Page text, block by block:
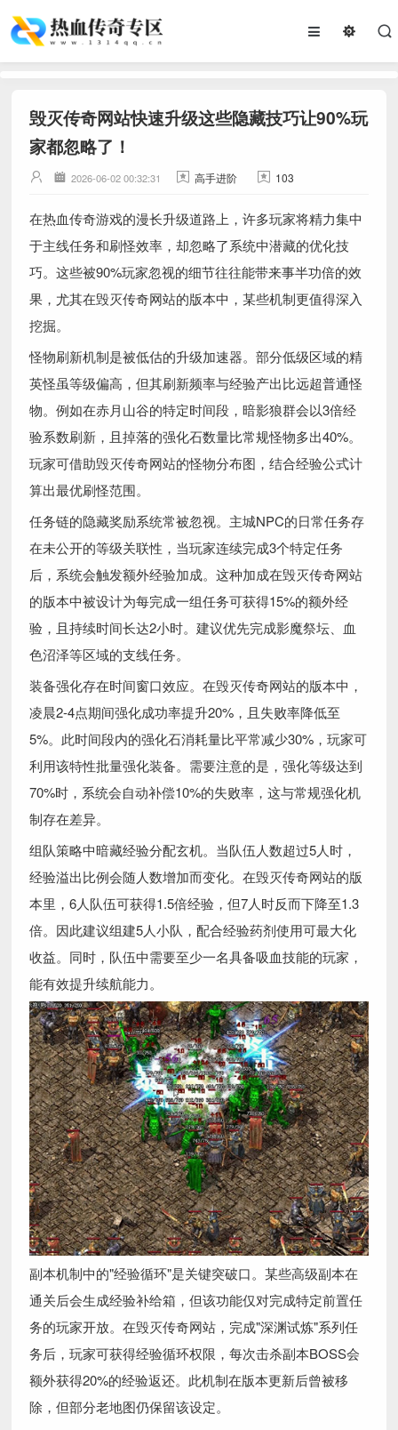
毁灭传奇网站快速升级这些隐藏技巧让90%玩
家都忽略了！
2026-06-02 00:32:31 高手进阶 103
在热血传奇游戏的漫长升级道路上，许多玩家将精力集中
于主线任务和刷怪效率，却忽略了系统中潜藏的优化技
巧。这些被90%玩家忽视的细节往往能带来事半功倍的效
果，尤其在毁灭传奇网站的版本中，某些机制更值得深入
挖掘。
怪物刷新机制是被低估的升级加速器。部分低级区域的精
英怪虽等级偏高，但其刷新频率与经验产出比远超普通怪
物。例如在赤月山谷的特定时间段，暗影狼群会以3倍经
验系数刷新，且掉落的强化石数量比常规怪物多出40%。
玩家可借助毁灭传奇网站的怪物分布图，结合经验公式计
算出最优刷怪范围。
任务链的隐藏奖励系统常被忽视。主城NPC的日常任务存
在未公开的等级关联性，当玩家连续完成3个特定任务
后，系统会触发额外经验加成。这种加成在毁灭传奇网站
的版本中被设计为每完成一组任务可获得15%的额外经
验，且持续时间长达2小时。建议优先完成影魔祭坛、血
色沼泽等区域的支线任务。
装备强化存在时间窗口效应。在毁灭传奇网站的版本中，
凌晨2-4点期间强化成功率提升20%，且失败率降低至
5%。此时间段内的强化石消耗量比平常减少30%，玩家可
利用该特性批量强化装备。需要注意的是，强化等级达到
70%时，系统会自动补偿10%的失败率，这与常规强化机
制存在差异。
组队策略中暗藏经验分配玄机。当队伍人数超过5人时，
经验溢出比例会随人数增加而变化。在毁灭传奇网站的版
本里，6人队伍可获得1.5倍经验，但7人时反而下降至1.3
倍。因此建议组建5人小队，配合经验药剂使用可最大化
收益。同时，队伍中需要至少一名具备吸血技能的玩家，
能有效提升续航能力。
副本机制中的"经验循环"是关键突破口。某些高级副本在
通关后会生成经验补给箱，但该功能仅对完成特定前置任
务的玩家开放。在毁灭传奇网站，完成"深渊试炼"系列任
务后，玩家可获得经验循环权限，每次击杀副本BOSS会
额外获得20%的经验返还。此机制在版本更新后曾被移
除，但部分老地图仍保留该设定。